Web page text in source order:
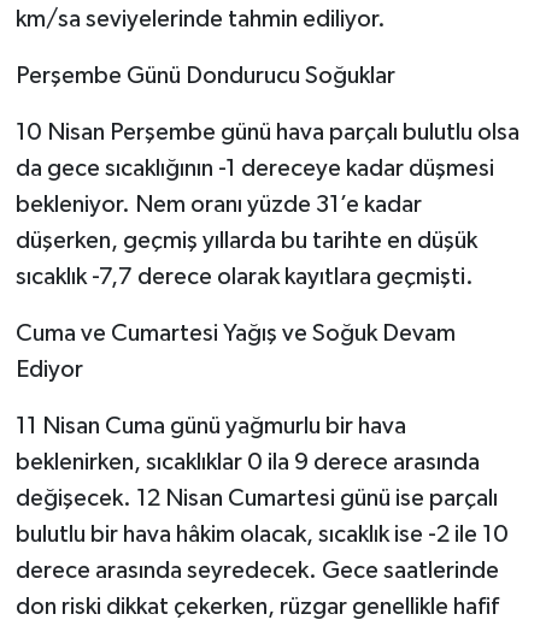
km/sa seviyelerinde tahmin ediliyor.
Perşembe Günü Dondurucu Soğuklar
10 Nisan Perşembe günü hava parçalı bulutlu olsa
da gece sıcaklığının -1 dereceye kadar düşmesi
bekleniyor. Nem oranı yüzde 31’e kadar
düşerken, geçmiş yıllarda bu tarihte en düşük
sıcaklık -7,7 derece olarak kayıtlara geçmişti.
Cuma ve Cumartesi Yağış ve Soğuk Devam
Ediyor
11 Nisan Cuma günü yağmurlu bir hava
beklenirken, sıcaklıklar 0 ila 9 derece arasında
değişecek. 12 Nisan Cumartesi günü ise parçalı
bulutlu bir hava hâkim olacak, sıcaklık ise -2 ile 10
derece arasında seyredecek. Gece saatlerinde
don riski dikkat çekerken, rüzgar genellikle hafif